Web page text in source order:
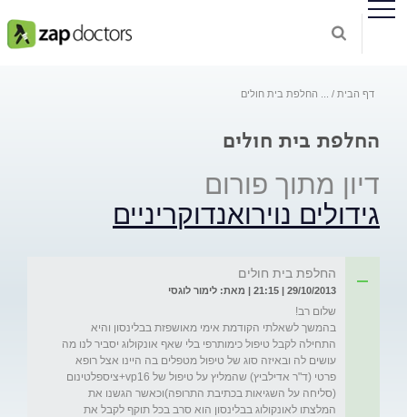
דף הבית החלפת בית חולים
החלפת בית חולים
דיון מתוך פורום
גידולים נוירואנדוקריניים
החלפת בית חולים
29/10/2013 | 21:15 | מאת: לימור לוגסי
בהמשך לשאלתי הקודמת אימי מאושפזת בבלינסון והיא
התחילה לקבל טיפול כימותרפי בלי שאף אונקולוג יסביר לנו מה
עושים לה ובאיזה סוג של טיפול מטפלים בה היינו אצל רופא
פרטי (ד"ר אדילביץ) שהמליץ על טיפול של vp16+ציספלטינום
(סליחה על השגיאות בכתיבת התרופה)וכאשר הגשנו את
המלצתו לאונקולוג בבלינסון הוא סרב בכל תוקף לקבל את